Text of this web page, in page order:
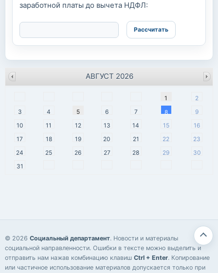
заработной платы до вычета НДФЛ:
1
2
3
4 5 6 7 8
9
10
11 12 13 14 15
16
17
18 19 20 21 22
23
24
25 26 27 28 29
30
31
АВГУСТ 2026
© 2026 Социальный департамент. Новости и материалы
социальной направленности. Ошибки в тексте можно выделить и
отправить нам нажав комбинацию клавиш Ctrl + Enter. Копирование
или частичное использование материалов допускается только при